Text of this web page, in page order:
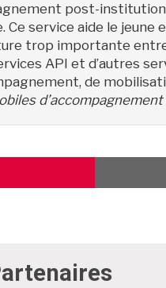
post-
Ce service aide le
trop importante
API et d’autres
de
d’accompagnement